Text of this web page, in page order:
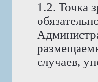
1.2. Точка
случаев,